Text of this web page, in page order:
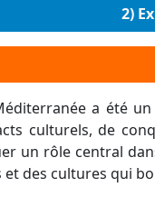
2)
a été
culturels, de
un rôle central
des cultures qui